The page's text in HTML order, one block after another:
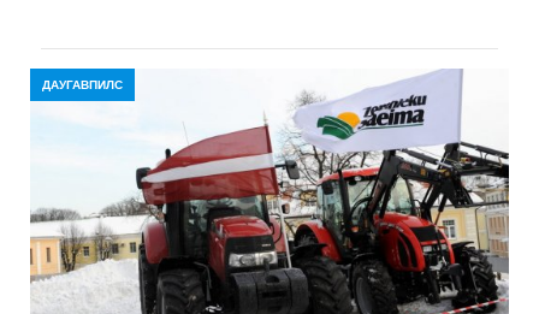
ДАУГАВПИЛС